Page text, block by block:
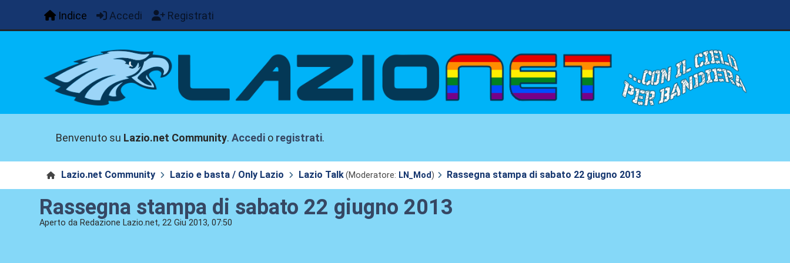
Indice Accedi Registrati
Benvenuto su Lazio.net Community.Accedi o registrati.
Lazio.net Community Lazio e basta / Only Lazio Lazio Talk(Moderatore: LN_Mod) Rassegna stampa di sabato 22 giugno 2013
Rassegna stampa di sabato 22 giugno 2013
Aperto da Redazione Lazio.net, 22 Giu 2013, 07:50